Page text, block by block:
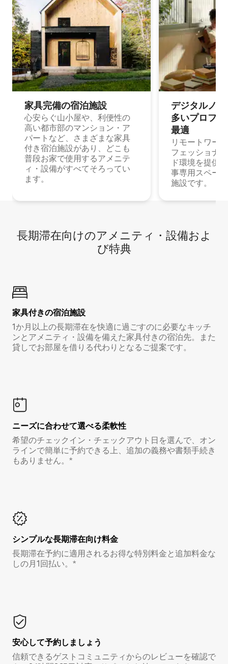
家具完備の宿⁠泊⁠施⁠設
心安らぐ山小屋や、利便性の
高い都市部のマンション・ア
パートなど、さまざまな家具
付き宿泊施設があり、どこも
普段お家で使用するアメニテ
ィ・設備がすべてそろってい
ます。
デジタルノ
多⁠いプ⁠ロ⁠フ⁠
最⁠適
リモートワー
フェッショナ
ド環境を提供
事専用スペー
施設です。
長期滞在向け⁠のア⁠メ⁠ニ⁠テ⁠ィ⁠・設⁠備⁠およ
び特⁠典
家具付き⁠の宿⁠泊⁠施⁠設
1か月以上の長期滞在を快適に過ごすのに必要なキッチ
ンとアメニティ・設備を備えた家具付きの宿泊先。また
貸しでお部屋を借りる代わりとなるご提案です。
ニーズに合わせて選べる柔軟性
希望のチェックイン・チェックアウト日を選んで、オン
ラインで簡単に予約できる上、追加の義務や書類手続き
もありません。*
シンプルな長期滞在向け料金
長期滞在予約に適用されるお得な特別料金と追加料金な
しの月1回払い。*
安心して予約しましょう
信頼できるゲストコミュニティからのレビューを確認で